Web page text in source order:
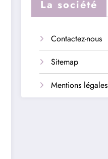
La société
Contactez-nous
Sitemap
Mentions légales